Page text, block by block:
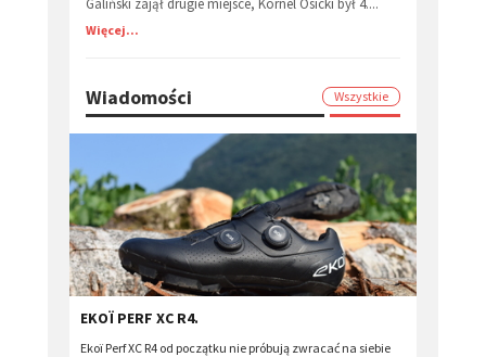
Więcej...
Wiadomości Wszystkie
EKOÏ PERF XC R4.
Ekoï Perf XC R4 od początku nie próbują zwracać na siebie